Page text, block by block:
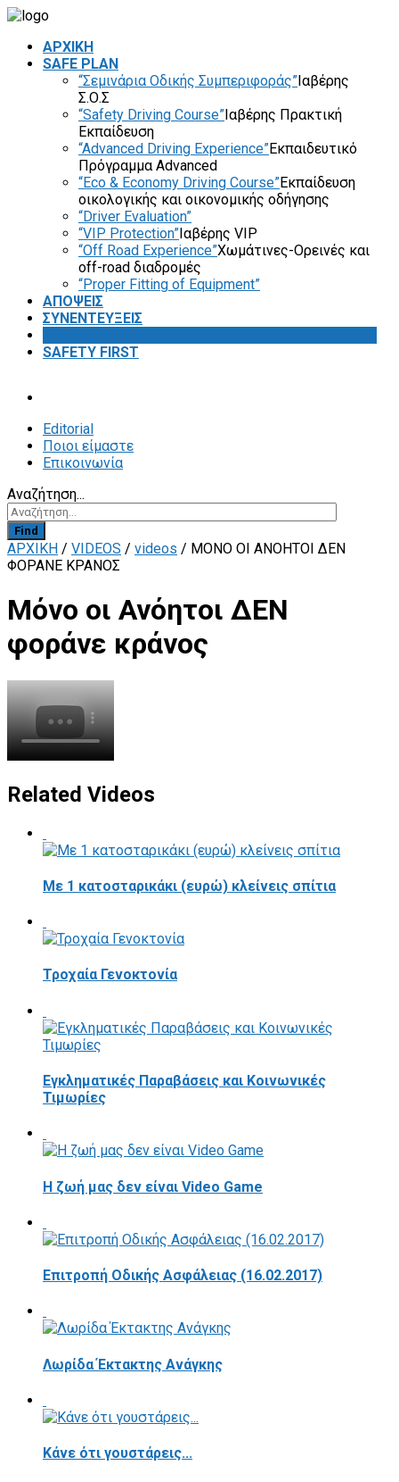
ΑΡΧΙΚΗ
SAFE PLAN
“Σεμινάρια Οδικής Συμπεριφοράς”Ιαβέρης
Σ.Ο.Σ
“Safety Driving Course”Ιαβέρης Πρακτική
Εκπαίδευση
“Advanced Driving Experience”Εκπαιδευτικό
Πρόγραμμα Advanced
“Eco & Economy Driving Course”Εκπαίδευση
οικολογικής και οικονομικής οδήγησης
“Driver Evaluation”
“VIP Protection”Ιαβέρης VIP
“Off Road Experience”Χωμάτινες-Ορεινές και
off-road διαδρομές
“Proper Fitting of Equipment”
ΑΠΟΨΕΙΣ
ΣΥΝΕΝΤΕΥΞΕΙΣ
SAFETY FIRST
Editorial
Ποιοι είμαστε
Επικοινωνία
Αναζήτηση...
Find
ΑΡΧΙΚΗ / VIDEOS / videos / ΜΌΝΟ ΟΙ ΑΝΌΗΤΟΙ ΔΕΝ
ΦΟΡΆΝΕ ΚΡΆΝΟΣ
Μόνο οι Ανόητοι ΔΕΝ
φοράνε κράνος
Related Videos
Με 1 κατοσταρικάκι (ευρώ) κλείνεις σπίτια
Τροχαία Γενοκτονία
Εγκληματικές Παραβάσεις και Κοινωνικές
Τιμωρίες
Η ζωή μας δεν είναι Video Game
Επιτροπή Οδικής Ασφάλειας (16.02.2017)
Λωρίδα Έκτακτης Ανάγκης
Κάνε ότι γουστάρεις...